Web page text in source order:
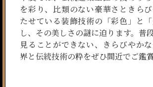
を彩り、比類のない豪華さときら
たせている装飾技術の「彩色」と
し、その美しさの謎に迫ります。普
見ることができない、きらびやか
界と伝統技術の粋をぜひ間近でご鑑